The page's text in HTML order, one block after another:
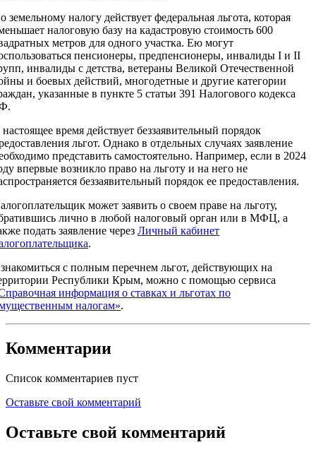
земельному налогу действует федеральная льгота, которая
налоговую базу на кадастровую стоимость 600
метров для одного участка. Ею могут
пенсионеры, предпенсионеры, инвалиды I и II
инвалиды с детства, ветераны Великой Отечественной
и боевых действий, многодетные и другие категории
указанные в пункте 5 статьи 391 Налогового кодекса
время действует беззаявительный порядок
льгот. Однако в отдельных случаях заявление
представить самостоятельно. Например, если в 2024
впервые возникло право на льготу и на него не
беззаявительный порядок ее предоставления.
может заявить о своем праве на льготу,
лично в любой налоговый орган или в МФЦ, а
подать заявление черезЛичный кабинет
.
с полным перечнем льгот, действующих на
Республики Крым, можно с помощью сервиса
информация о ставках и льготах по
налогам».
Комментарии
Список комментариев пуст
Оставьте свой комментарий
Оставьте свой комментарий